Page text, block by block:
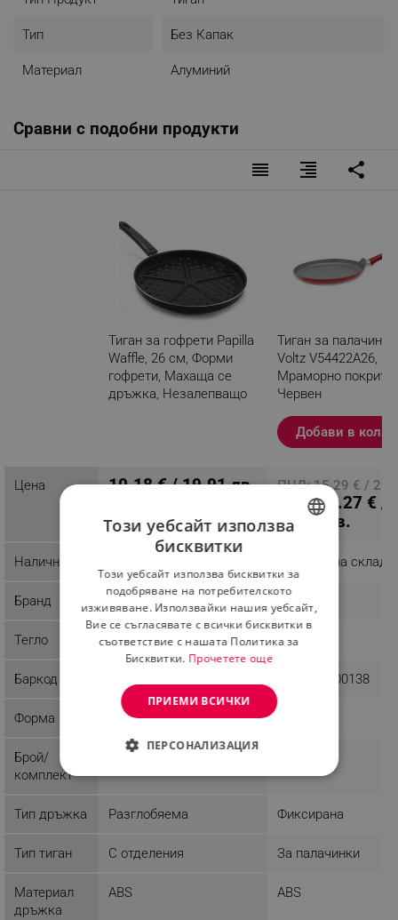
Тип Без Капак
Материал Алуминий
Сравни с подобни продукти
reorder format_align_right share
Тиган за гофрети Papilla
Waffle, 26 см, Форми
гофрети, Махаща се
дръжка, Незалепващо
Тиган за палачинки
Voltz V54422A26,
Мраморно
Червен
Добави в
Цена 10.18 € / 19.91 лв.
ПЦД: 15.29 € /
14.27 € /
27.91 лв.
Наличност Налично на склад
Бранд Papilla Voltz
Тегло 0.3 kg 0.89 kg
Баркод 3800235300138
Форма Кръгла
Брой/
комплект
Тип дръжка Разглобяема Фиксирана
Тип тиган С отделения За палачинки
Материал
дръжка
ABS ABS
Този уебсайт използва
бисквитки
Този уебсайт използва бисквитки за
подобряване на потребителското
изживяване. Използвайки нашия уебсайт,
Вие се съгласявате с всички бисквитки в
съответствие с нашата Политика за
Бисквитки. Прочетете още
ПРИЕМИ ВСИЧКИ
ПЕРСОНАЛИЗАЦИЯ
СТРОГО НЕОБХОДИМО
ЕФЕКТИВНОСТ
ТАРГЕТИРАНЕ
ФУНКЦИОНАЛНОСТ